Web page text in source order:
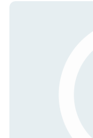
で、機密
ので、ま